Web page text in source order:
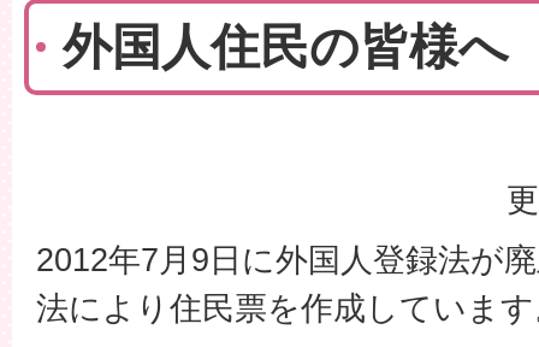
外国人住民の皆様へ
2012年7月9日に外国人登録法が
法により住民票を作成していま